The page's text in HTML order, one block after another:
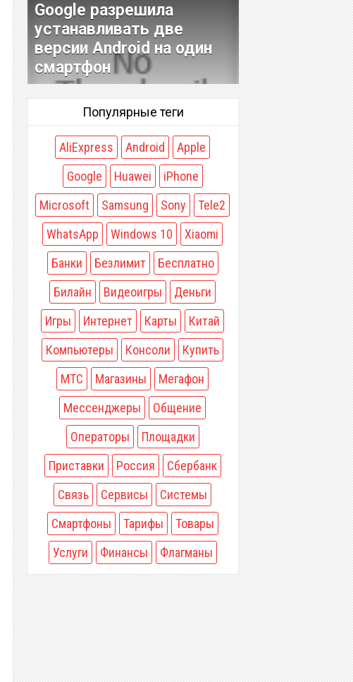
Google разрешила
устанавливать две
версии Android на один
смартфон
Популярные теги
AliExpress Android
Apple
Google
Huawei
iPhone
Microsoft
Samsung Sony
Tele2
WhatsApp
Windows 10
Xiaomi
Банки
Безлимит
Бесплатно
Билайн
Видеоигры
Деньги
Игры
Интернет Карты
Китай
Компьютеры
Консоли
Купить
МТС
Магазины
Мегафон
Мессенджеры
Общение
Операторы
Площадки
Приставки
Россия
Сбербанк
Связь
Сервисы
Системы
Смартфоны
Тарифы
Товары
Услуги
Финансы Флагманы